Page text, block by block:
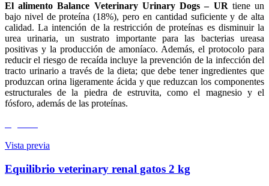
El alimento Balance Veterinary Urinary Dogs – UR tiene un
bajo nivel de proteína (18%), pero en cantidad suficiente y de alta
calidad. La intención de la restricción de proteínas es disminuir la
urea urinaria, un sustrato importante para las bacterias ureasa
positivas y la producción de amoníaco. Además, el protocolo para
reducir el riesgo de recaída incluye la prevención de la infección del
tracto urinario a través de la dieta; que debe tener ingredientes que
produzcan orina ligeramente ácida y que reduzcan los componentes
estructurales de la piedra de estruvita, como el magnesio y el
fósforo, además de las proteínas.
Vista previa
Equilibrio veterinary renal gatos 2 kg